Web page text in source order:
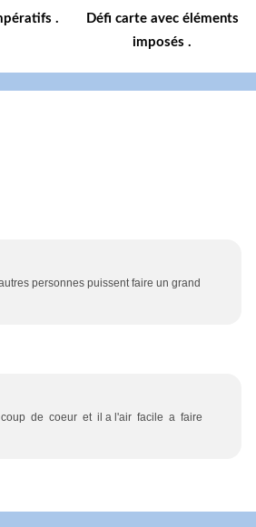
.
Défi carte avec éléments
imposés .
personnes puissent faire un grand
de coeur et il a l'air facile a faire